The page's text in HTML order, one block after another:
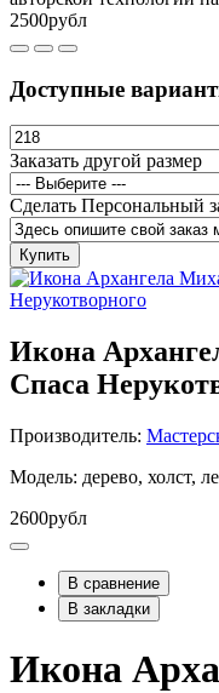
2500рубл
Доступные
Заказать другой размер
Сделать Персональный
Купить
Икона
Спаса
Производитель:
Модель: дерево, холст,
2600рубл
В сравнение
В закладки
Икона